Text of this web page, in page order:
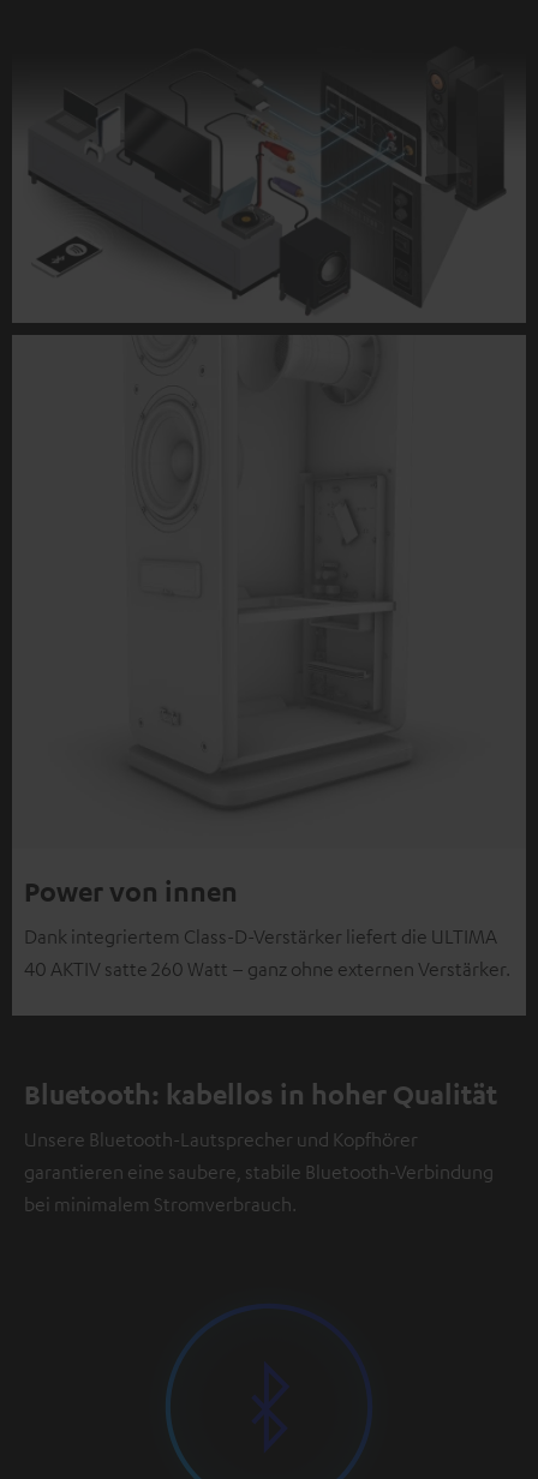
Power von innen
Dank integriertem Class-D-Verstärker liefert die ULTIMA
40 AKTIV satte 260 Watt – ganz ohne externen Verstärker.
Bluetooth: kabellos in hoher Qualität
Unsere Bluetooth-Lautsprecher und Kopfhörer
garantieren eine saubere, stabile Bluetooth-Verbindung
bei minimalem Stromverbrauch.